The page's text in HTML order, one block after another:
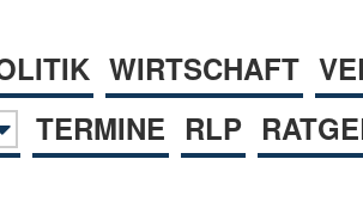
WIRTSCHAFT
TERMINE RLP